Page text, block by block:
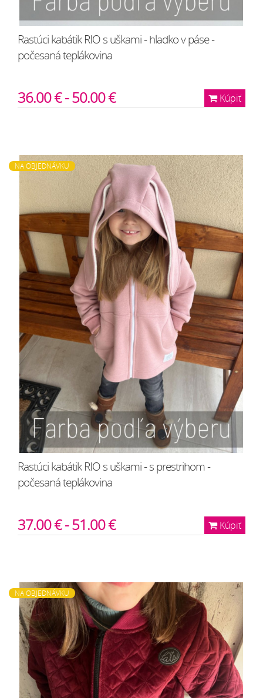
Rastúci kabátik RIO s uškami - hladko v páse -
počesaná teplákovina
Kúpiť
36.00 € - 50.00 €
NA OBJEDNÁVKU
Rastúci kabátik RIO s uškami - s prestrihom -
počesaná teplákovina
Kúpiť
37.00 € - 51.00 €
NA OBJEDNÁVKU